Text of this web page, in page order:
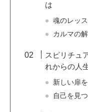
は
魂のレッ
カルマの
スピリチュ
れからの人
新しい扉
自己を見